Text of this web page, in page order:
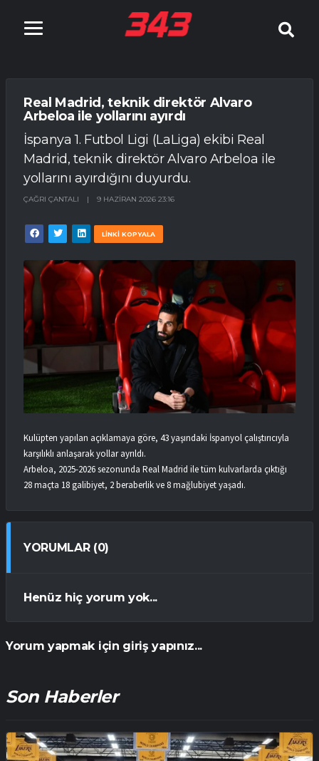
Real Madrid, teknik direktör Alvaro
Arbeloa ile yollarını ayırdı
İspanya 1. Futbol Ligi (LaLiga) ekibi Real
Madrid, teknik direktör Alvaro Arbeloa ile
yollarını ayırdığını duyurdu.
ÇAĞRI ÇANTALI | 9 HAZIRAN 2026 23:16
LİNKİ KOPYALA
Kulüpten yapılan açıklamaya göre, 43 yaşındaki İspanyol çalıştırıcıyla
karşılıklı anlaşarak yollar ayrıldı.
Arbeloa, 2025-2026 sezonunda Real Madrid ile tüm kulvarlarda çıktığı
28 maçta 18 galibiyet, 2 beraberlik ve 8 mağlubiyet yaşadı.
YORUMLAR (0)
Henüz hiç yorum yok...
Yorum yapmak için giriş yapınız...
Son Haberler